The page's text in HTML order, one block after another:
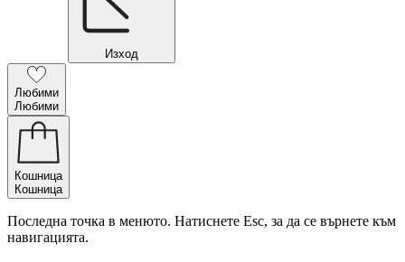
Изход
Любими
Любими
Кошница
Кошница
Последна точка в менюто. Натиснете Esc, за да се върнете към
навигацията.